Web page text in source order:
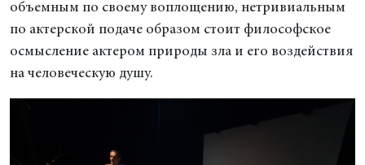
объемным по своему воплощению, нетривиальным
по актерской подаче образом стоит философское
осмысление актером природы зла и его воздействия
на человеческую душу.